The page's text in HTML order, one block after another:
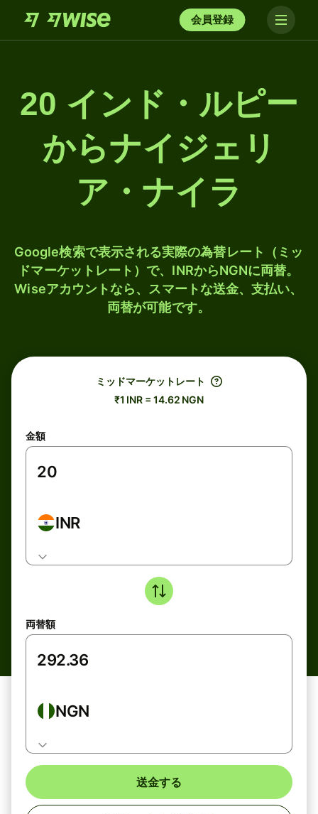
会員登録
20 インド・ルピー
からナイジェリ
ア・ナイラ
Google検索で表示される実際の為替レート（ミッ
ドマーケットレート）で、INRからNGNに両替。
Wiseアカウントなら、スマートな送金、支払い、
両替が可能です。
ミッドマーケットレート
₹1 INR = 14.62 NGN
金額
INR
両替額
NGN
送金する